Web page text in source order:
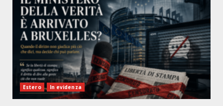
Estero In evidenza